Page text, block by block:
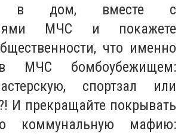
в дом, вместе с
МЧС и покажете
что именно
МЧС бомбоубежищем:
спортзал или
И прекращайте покрывать
коммунальную мафию: